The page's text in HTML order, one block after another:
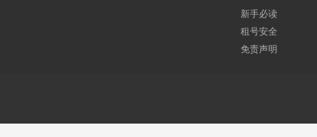
新手必读
租号安全
免责声明